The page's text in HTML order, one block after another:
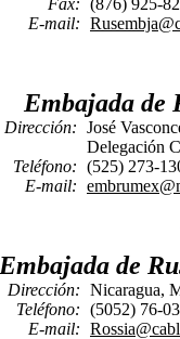
Fax:
E-mail:
(876) 925-
Embajada de
Dirección:
Teléfono:
E-mail:
José
Delegación
(525) 273-
Embajada de
Dirección:
Teléfono:
E-mail:
Nicaragua,
(5052) 76-